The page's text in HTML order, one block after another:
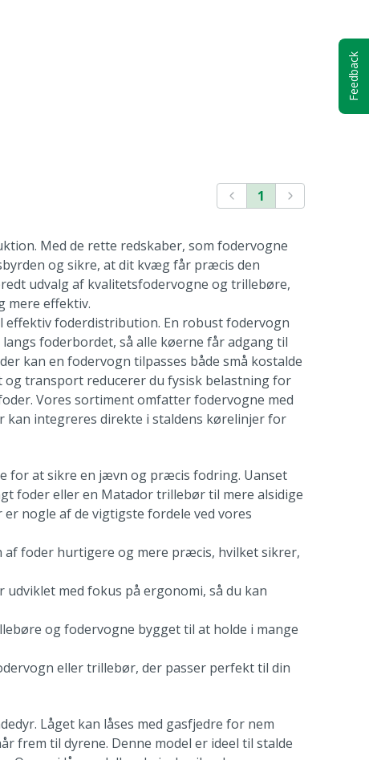
1
Med de rette redskaber, som fodervogne
og sikre, at dit kvæg får præcis den
udvalg af kvalitetsfodervogne og trillebøre,
mere effektiv.
foderdistribution. En robust fodervogn
foderbordet, så alle køerne får adgang til
kan en fodervogn tilpasses både små kostalde
transport reducerer du fysisk belastning for
Vores sortiment omfatter fodervogne med
integreres direkte i staldens kørelinjer for
for at sikre en jævn og præcis fodring. Uanset
foder eller en Matador trillebør til mere alsidige
nogle af de vigtigste fordele ved vores
foder hurtigere og mere præcis, hvilket sikrer,
med fokus på ergonomi, så du kan
og fodervogne bygget til at holde i mange
eller trillebør, der passer perfekt til din
Låget kan låses med gasfjedre for nem
frem til dyrene. Denne model er ideel til stalde
Feedback